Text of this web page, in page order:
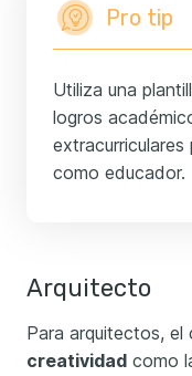
Pro tip
Utiliza una
logros
como educador.
Arquitecto
Para arquitectos, el
creatividad como